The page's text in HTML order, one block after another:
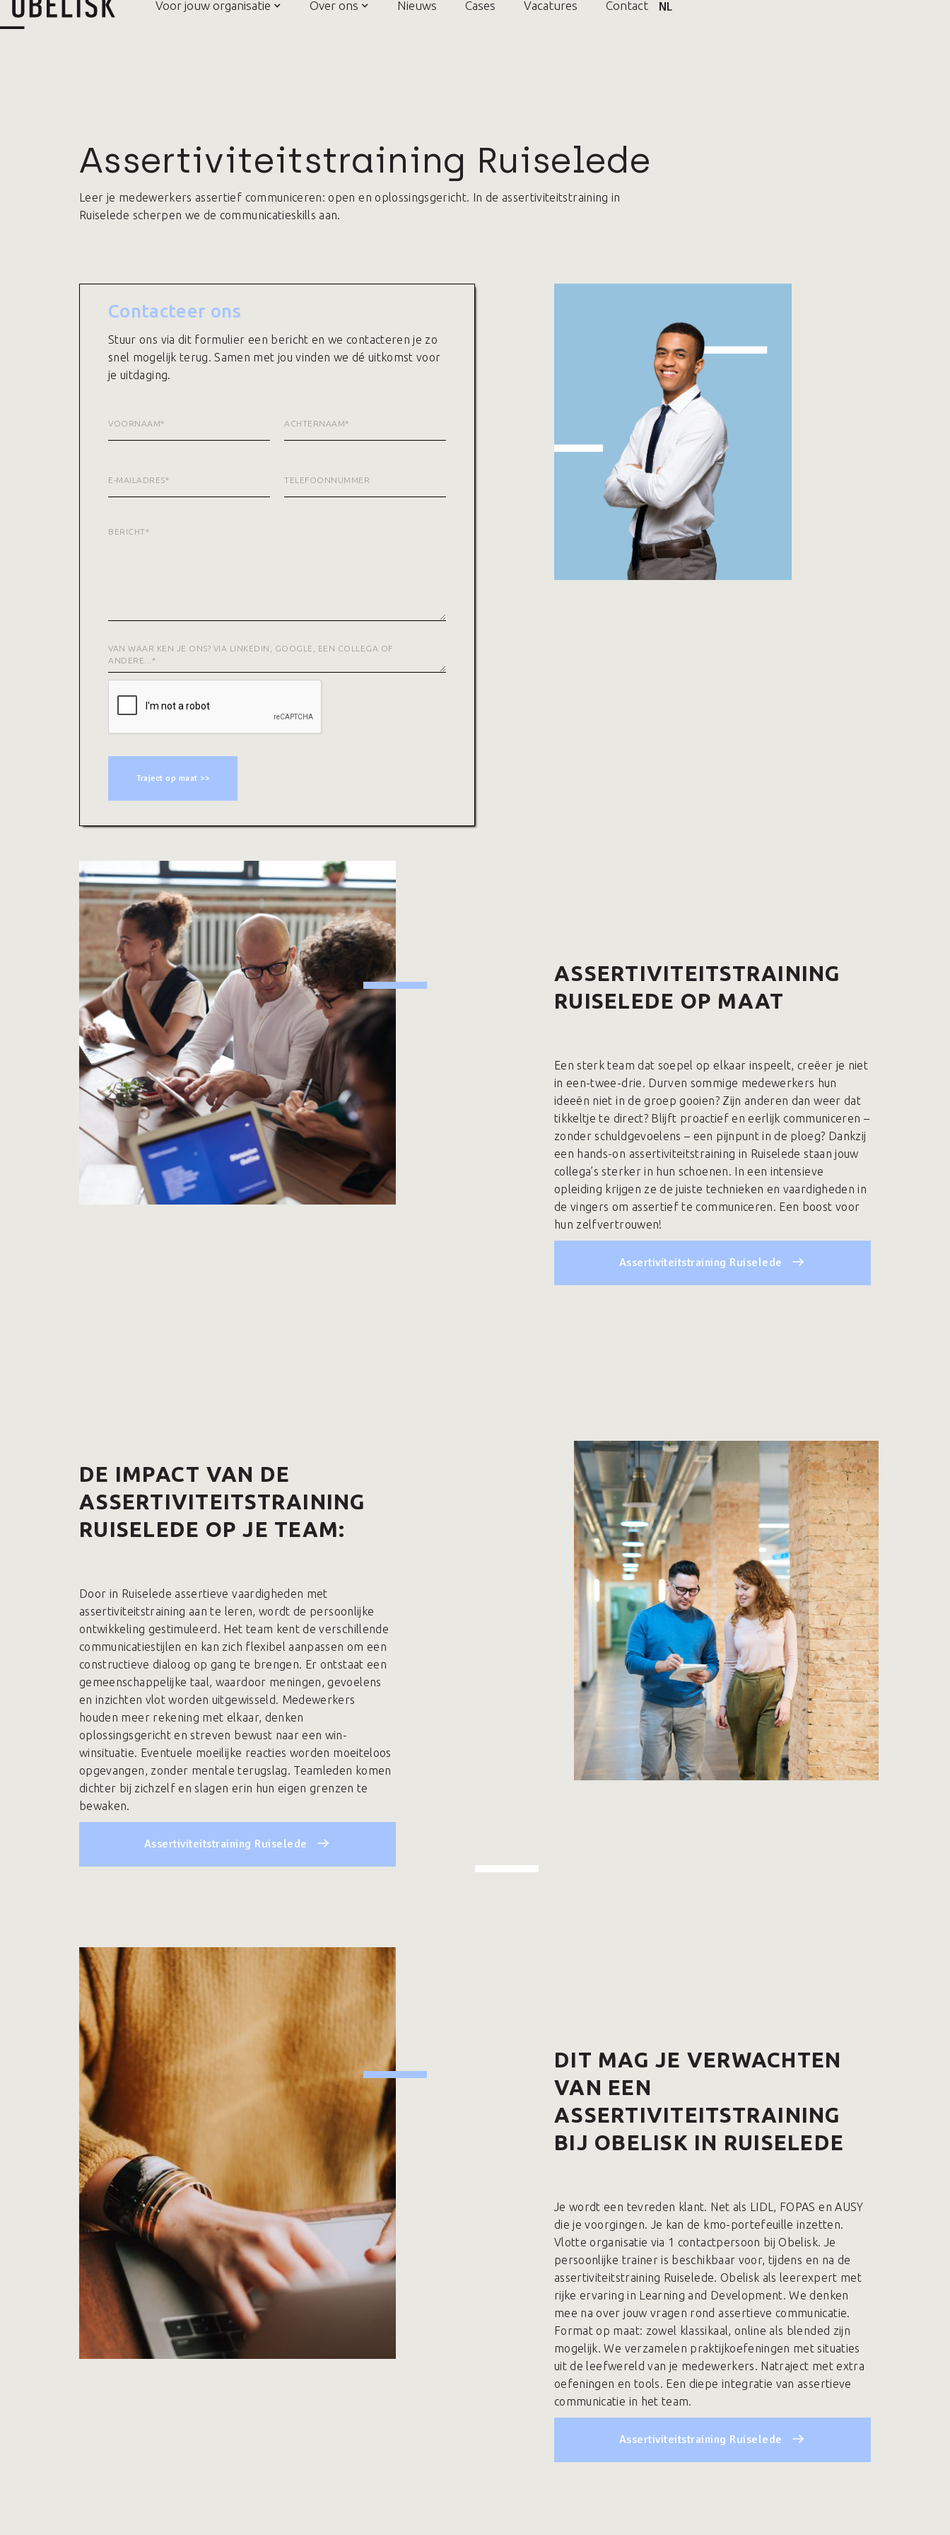
Voor jouw organisatie Over ons Nieuws Cases Vacatures Contact NL
Assertiviteitstraining Ruiselede
Leer je medewerkers assertief communiceren: open en oplossingsgericht. In de assertiviteitstraining in
Ruiselede scherpen we de communicatieskills aan.
Contacteer ons
Stuur ons via dit formulier een bericht en we contacteren je zo
snel mogelijk terug. Samen met jou vinden we dé uitkomst voor
je uitdaging.
ASSERTIVITEITSTRAINING
RUISELEDE OP MAAT
Een sterk team dat soepel op elkaar inspeelt, creëer je niet
in een-twee-drie. Durven sommige medewerkers hun
ideeën niet in de groep gooien? Zijn anderen dan weer dat
tikkeltje te direct? Blijft proactief en eerlijk communiceren –
zonder schuldgevoelens – een pijnpunt in de ploeg? Dankzij
een hands-on assertiviteitstraining in Ruiselede staan jouw
collega’s sterker in hun schoenen. In een intensieve
opleiding krijgen ze de juiste technieken en vaardigheden in
de vingers om assertief te communiceren. Een boost voor
hun zelfvertrouwen!
Assertiviteitstraining Ruiselede
DE IMPACT VAN DE
ASSERTIVITEITSTRAINING
RUISELEDE OP JE TEAM:
Door in Ruiselede assertieve vaardigheden met
assertiviteitstraining aan te leren, wordt de persoonlijke
ontwikkeling gestimuleerd. Het team kent de verschillende
communicatiestijlen en kan zich flexibel aanpassen om een
constructieve dialoog op gang te brengen. Er ontstaat een
gemeenschappelijke taal, waardoor meningen, gevoelens
en inzichten vlot worden uitgewisseld. Medewerkers
houden meer rekening met elkaar, denken
oplossingsgericht en streven bewust naar een win-
winsituatie. Eventuele moeilijke reacties worden moeiteloos
opgevangen, zonder mentale terugslag. Teamleden komen
dichter bij zichzelf en slagen erin hun eigen grenzen te
bewaken.
Assertiviteitstraining Ruiselede
DIT MAG JE VERWACHTEN
VAN EEN
ASSERTIVITEITSTRAINING
BIJ OBELISK IN RUISELEDE
Je wordt een tevreden klant. Net als LIDL, FOPAS en AUSY
die je voorgingen. Je kan de kmo-portefeuille inzetten.
Vlotte organisatie via 1 contactpersoon bij Obelisk. Je
persoonlijke trainer is beschikbaar voor, tijdens en na de
assertiviteitstraining Ruiselede. Obelisk als leerexpert met
rijke ervaring in Learning and Development. We denken
mee na over jouw vragen rond assertieve communicatie.
Format op maat: zowel klassikaal, online als blended zijn
mogelijk. We verzamelen praktijkoefeningen met situaties
uit de leefwereld van je medewerkers. Natraject met extra
oefeningen en tools. Een diepe integratie van assertieve
communicatie in het team.
Assertiviteitstraining Ruiselede